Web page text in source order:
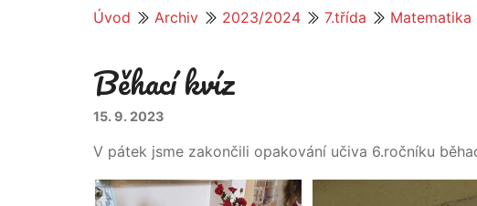
Úvod Archiv 2023/2024 7.třída Matematika
Běhací kvíz
15. 9. 2023
V pátek jsme zakončili opakování učiva 6.ročníku